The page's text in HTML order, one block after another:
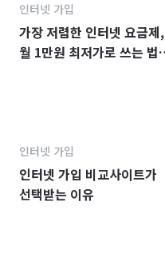
인터넷 가입
가장 저렴한 인터넷 요금제,
월 1만원 최저가로 쓰는 법
인터넷 가입
인터넷 가입 비교사이트가
선택받는 이유